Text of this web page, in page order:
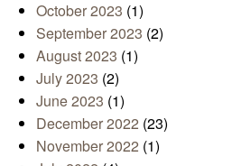
October 2023 (1)
September 2023 (2)
August 2023 (1)
July 2023 (2)
June 2023 (1)
December 2022 (23)
November 2022 (1)